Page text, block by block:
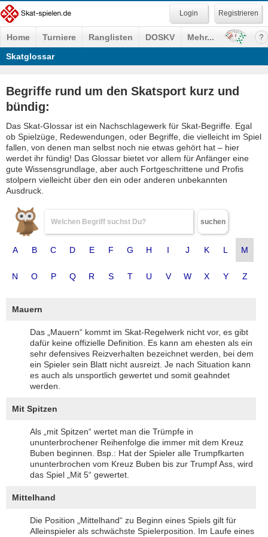
Registrieren
Home Turniere Ranglisten DOSKV
Mehr...
Skatglossar
Begriffe rund um den Skatsport kurz und
bündig:
Das Skat-Glossar ist ein Nachschlagewerk für Skat-Begriffe. Egal
ob Spielzüge, Redewendungen, oder Begriffe, die vielleicht im Spiel
fallen, von denen man selbst noch nie etwas gehört hat – hier
werdet ihr fündig! Das Glossar bietet vor allem für Anfänger eine
gute Wissensgrundlage, aber auch Fortgeschrittene und Profis
stolpern vielleicht über den ein oder anderen unbekannten
Ausdruck.
suchen
A B C D E F G H I J K L M
N O P Q R S T U V W X Y Z
Mauern
Das „Mauern“ kommt im Skat-Regelwerk nicht vor, es gibt
dafür keine offizielle Definition. Es kann am ehesten als ein
sehr defensives Reizverhalten bezeichnet werden, bei dem
ein Spieler sein Blatt nicht ausreizt. Je nach Situation kann
es auch als unsportlich gewertet und somit geahndet
werden.
Mit Spitzen
Als „mit Spitzen“ wertet man die Trümpfe in
ununterbrochener Reihenfolge die immer mit dem Kreuz
Buben beginnen. Bsp.: Hat der Spieler alle Trumpfkarten
ununterbrochen vom Kreuz Buben bis zur Trumpf Ass, wird
das Spiel „Mit 5“ gewertet.
Mittelhand
Die Position „Mittelhand“ zu Beginn eines Spiels gilt für
Alleinspieler als schwächste Spielerposition. Im Laufe eines